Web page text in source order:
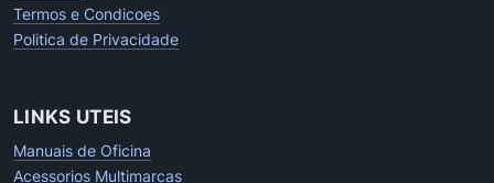
Termos e Condicoes
Politica de Privacidade
LINKS UTEIS
Manuais de Oficina
Acessorios Multimarcas